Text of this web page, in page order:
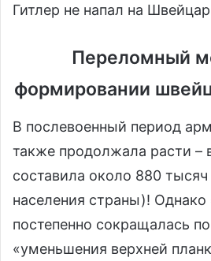
Гитлер не напал на
Переломный
формировании
В послевоенный период
также продолжала расти –
составила около 880 тысяч
населения страны)! Однако
постепенно сокращалась
«уменьшения верхней